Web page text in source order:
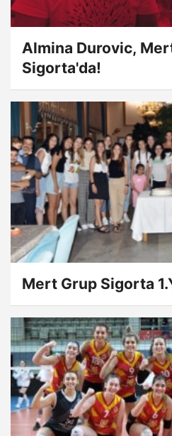
Almina Durovic,
Sigorta'da!
Mert Grup Sigorta